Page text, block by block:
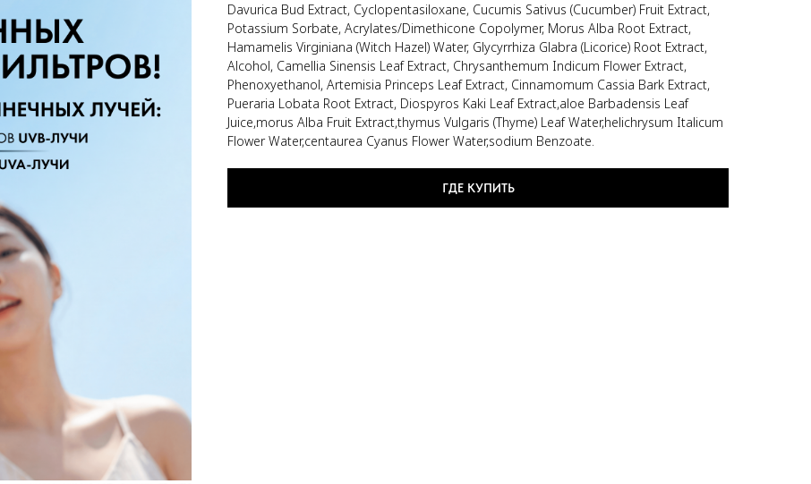
Davurica Bud Extract, Cyclopentasiloxane, Cucumis Sativus (Cucumber) Fruit Extract,
Potassium Sorbate, Acrylates/Dimethicone Copolymer, Morus Alba Root Extract,
Hamamelis Virginiana (Witch Hazel) Water, Glycyrrhiza Glabra (Licorice) Root Extract,
Alcohol, Camellia Sinensis Leaf Extract, Chrysanthemum Indicum Flower Extract,
Phenoxyethanol, Artemisia Princeps Leaf Extract, Cinnamomum Cassia Bark Extract,
Pueraria Lobata Root Extract, Diospyros Kaki Leaf Extract,aloe Barbadensis Leaf
Juice,morus Alba Fruit Extract,thymus Vulgaris (Thyme) Leaf Water,helichrysum Italicum
Flower Water,centaurea Cyanus Flower Water,sodium Benzoate.
ГДЕ КУПИТЬ